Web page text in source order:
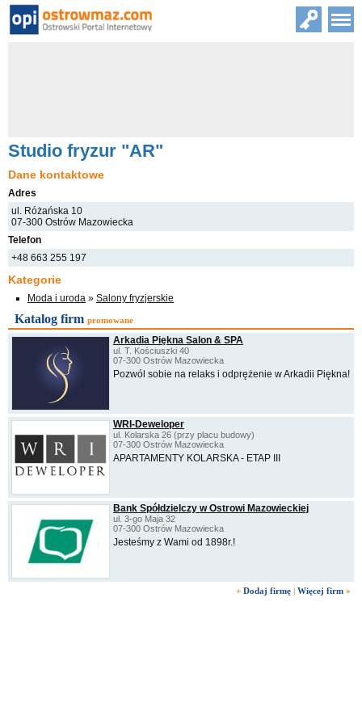
Studio fryzur "AR"
Dane kontaktowe
Adres
ul. Różańska 10
07-300 Ostrów Mazowiecka
Telefon
+48 663 255 197
Kategorie
Moda i uroda » Salony fryzjerskie
Katalog firm promowane
Arkadia Piękna Salon & SPA
ul. T. Kościuszki 40
07-300 Ostrów Mazowiecka
Pozwól sobie na relaks i odprężenie w Arkadii Piękna!
WRI-Deweloper
ul. Kolarska 26 (przy placu budowy)
07-300 Ostrów Mazowiecka
APARTAMENTY KOLARSKA - ETAP III
Bank Spółdzielczy w Ostrowi Mazowieckiej
ul. 3-go Maja 32
07-300 Ostrów Mazowiecka
Jesteśmy z Wami od 1898r.!
+ Dodaj firmę | Więcej firm »